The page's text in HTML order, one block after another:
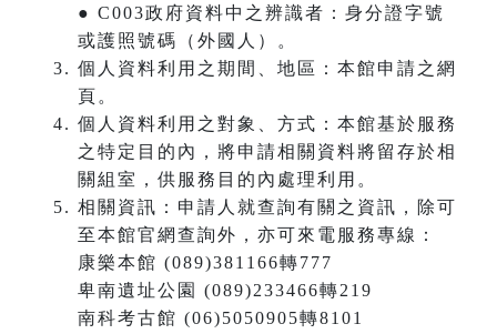
● C003政府資料中之辨識者：身分證字號
或護照號碼（外國人）。
個人資料利用之期間、地區：本館申請之網
頁。
個人資料利用之對象、方式：本館基於服務
之特定目的內，將申請相關資料將留存於相
關組室，供服務目的內處理利用。
相關資訊：申請人就查詢有關之資訊，除可
至本館官網查詢外，亦可來電服務專線：
康樂本館 (089)381166轉777
卑南遺址公園 (089)233466轉219
南科考古館 (06)5050905轉8101